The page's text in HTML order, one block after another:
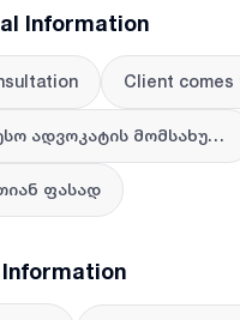
Information
Client
საუკეთესო ადვოკატის მომსახურება
ფასად